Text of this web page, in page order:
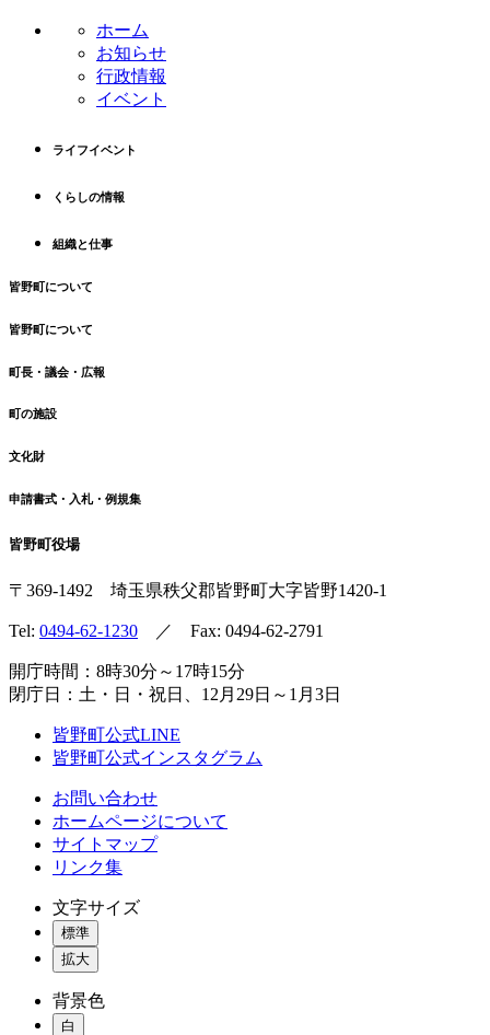
ホーム
お知らせ
行政情報
イベント
ライフイベント
くらしの情報
組織と仕事
皆野町について
皆野町について
町長・議会・広報
町の施設
文化財
申請書式・入札・例規集
皆野町役場
〒369-1492 埼玉県秩父郡皆野町大字皆野1420-1
Tel: 0494-62-1230 ／ Fax: 0494-62-2791
開庁時間：8時30分～17時15分
閉庁日：土・日・祝日、12月29日～1月3日
皆野町公式LINE
皆野町公式インスタグラム
お問い合わせ
ホームページについて
サイトマップ
リンク集
文字サイズ
標準
拡大
背景色
白